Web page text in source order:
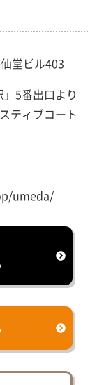
堂ビル403
5番出口より
ティブコート
umeda/